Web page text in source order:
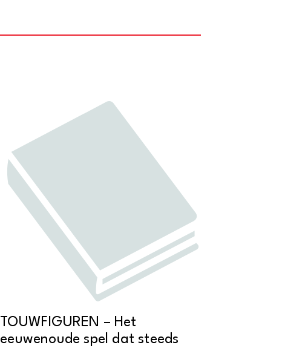
TOUWFIGUREN – Het
eeuwenoude spel dat steeds